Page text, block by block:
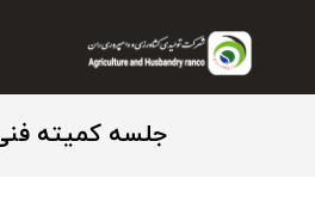
جلسه کمیته